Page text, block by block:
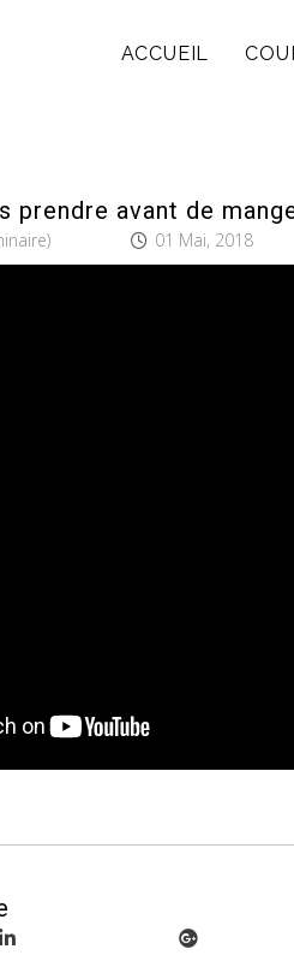
ACCUEIL
prendre avant de
01 Mai, 2018